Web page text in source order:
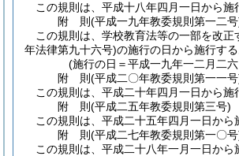
この規則は、平成十八年四月一日から施
附 則(平成一九年教委規則第一二
この規則は、学校教育法等の一部を改正
年法律第九十六号)の施行の日から施行する
(施行の日＝平成一九年一二月二
附 則(平成二〇年教委規則第一一
この規則は、平成二十年四月一日から施
附 則(平成二五年教委規則第三号)
この規則は、平成二十五年四月一日から
附 則(平成二七年教委規則第一〇
この規則は、平成二十八年一月一日から